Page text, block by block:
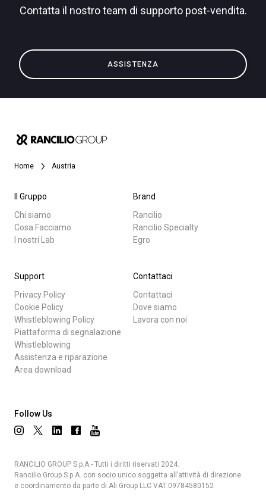
Contatta il nostro team di supporto post-vendita.
ASSISTENZA
Home Austria
Il Gruppo
Chi siamo
Cosa Facciamo
I nostri Lab
Brand
Rancilio
Rancilio Specialty
Egro
Support
Privacy Policy
Cookie Policy
Whistleblowing Policy
Piattaforma di segnalazione
Whistleblowing
Assistenza e riparazione
Area download
Contattaci
Contattaci
Dove siamo
Lavora con noi
Follow Us
RANCILIO GROUP S.p.A.- Tutti i diritti riservati 2024.
Rancilio Group S.p.A. con socio unico soggetta all’attività di direzione
e coordinamento da parte di Ali Group LLC VAT 09784580152
Tutti
Altro